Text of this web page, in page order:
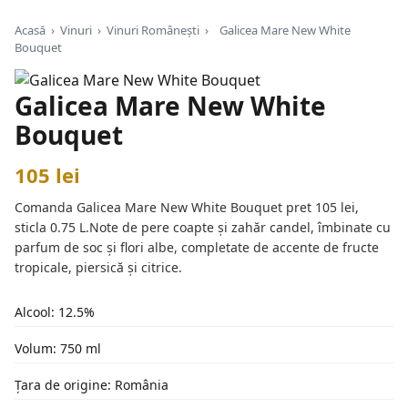
Acasă › Vinuri › Vinuri Românești ›
Galicea Mare New White
Bouquet
Galicea Mare New White
Bouquet
105 lei
Comanda Galicea Mare New White Bouquet pret 105 lei,
sticla 0.75 L.Note de pere coapte și zahăr candel, îmbinate cu
parfum de soc și flori albe, completate de accente de fructe
tropicale, piersică și citrice.
Alcool: 12.5%
Volum: 750 ml
Țara de origine: România